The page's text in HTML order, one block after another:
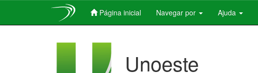
Página inicial Navegar por Ajuda
Unoeste